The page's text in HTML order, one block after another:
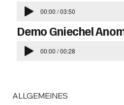
00:00 / 03:50
Demo Gniechel
00:00 / 00:28
ALLGEMEINES